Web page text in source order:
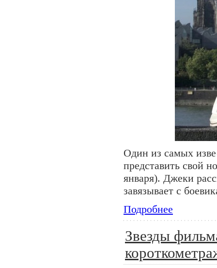
Один из самых
представить свой
января). Джеки
завязывает с
Подробнее
Звезды